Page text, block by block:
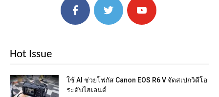
Hot Issue
ใช้ AI ช่วยโฟกัส Canon EOS R6 V จัดสเปกวิดีโอ
ระดับไฮเอนด์